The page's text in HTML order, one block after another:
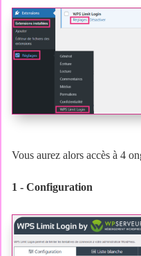
Vous aurez alors accès à 4
1 - Configuration